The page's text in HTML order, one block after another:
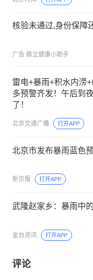
核验未通过,身份保障
广告 鼎立健康小助手
雷电+暴雨+积水内涝
多预警齐发！午后到
了！
北京交通广播 打开APP
北京市发布暴雨蓝色
新京报 打开APP
武隆赵家乡：暴雨中
金台资讯 打开APP
评论